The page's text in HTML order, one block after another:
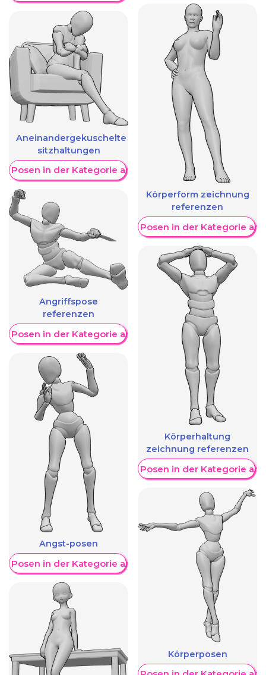
Aneinandergekuschelte
sitzhaltungen
Posen in der Kategorie anzeigen
Angriffspose
referenzen
Posen in der Kategorie anzeigen
Angst-posen
Posen in der Kategorie anzeigen
Körperform zeichnung
referenzen
Weitere Posen in der Kategorie
Körperhaltung
zeichnung referenzen
Weitere Posen in der Kategorie
Körperposen